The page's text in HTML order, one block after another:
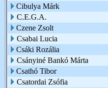
Cibulya Márk
C.E.G.A.
Czene Zsolt
Csabai Lucia
Csáki Rozália
Csányiné Bankó Márta
Csathó Tibor
Csatordai Zsófia